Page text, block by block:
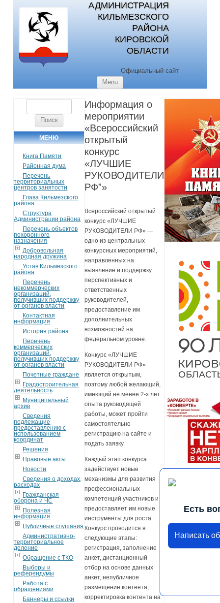
АДМИНИСТРАЦИЯ
КИЛЬМЕЗСКОГО
РАЙОНА
КИРОВСКОЙ
ОБЛАСТИ
Официальный сайт
Menu
МЕНЮ
Книга Памяти
Районная дума
Перечень
территориальных
центров занятости
Глава Кильмезского
района
Структура
Администрации района
Перечень объектов
похоронного
назначения
Добровольная
народная дружина
Устав Кильмезского
района
Перечень
некоммерческих
организаций,
получивших поддержку
от органов власти
Контактная
информация
История района
Перечень
коммерческих
организаций,
получивших поддержку
от органов власти
Почетные граждане
Градостроительная
деятельность
Муниципальный
архив
Сведения
подлежащие
предоставлению с
использованием
координат
Решения
Правовые акты
Новости
Сведения о доходах,
расходах
Гражданская
оборона и ЧС
Полезная
информация
Публичные слушания
Административно-
территориальное
деление
Обращение с ТКО
Выборы и
референдумы
Работа с
обращениями
Баннеры и ссылки
Информация о
мероприятии
«Всероссийский
открытый
конкурс
«ЛУЧШИЕ
РУКОВОДИТЕЛИ
РФ”»
Всероссийский открытый
конкурс «ЛУЧШИЕ
РУКОВОДИТЕЛИ РФ» —
одно из центральных
конкурсных мероприятий,
направленных на
выявление и поддержку
перспективных и
ответственных
руководителей,
предоставление им
дополнительных
возможностей на
федеральном уровне.
Конкурс «ЛУЧШИЕ
РУКОВОДИТЕЛИ РФ»
является открытым,
поэтому любой желающий,
имеющий не менее 2-х лет
опыта руководящей
работы, может пройти
самостоятельно
регистрацию на сайте и
подать заявку.
Каждый этап конкурса
задействует новые
механизмы для развития
профессиональных
компетенций участников и
предоставляет им новые
инструменты для роста.
Конкурс проводится в
следующие этапы:
регистрация, заполнение
анкет, дистанционный
отбор на основе данных
анкет, непубличное
размещение контента,
корректировка контента на
Есть
Написать